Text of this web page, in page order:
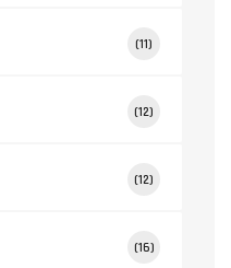
(11)
(12)
(12)
(16)